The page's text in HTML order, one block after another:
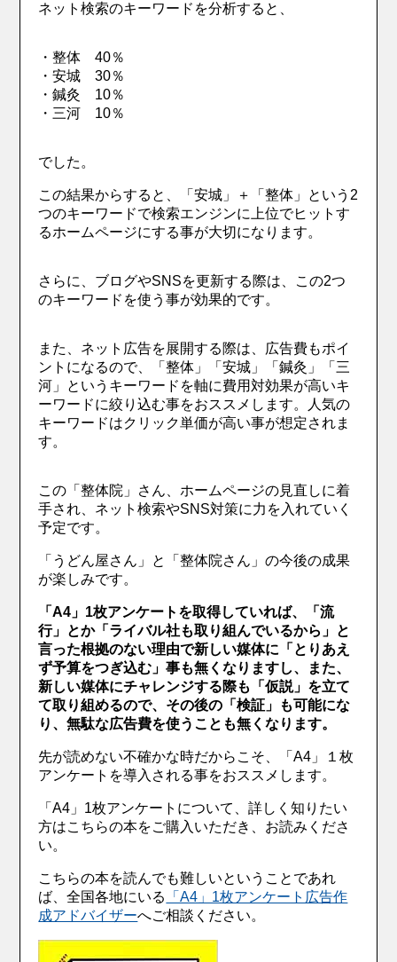
ネット検索のキーワードを分析すると、
・整体 40％
・安城 30％
・鍼灸 10％
・三河 10％
でした。
この結果からすると、「安城」＋「整体」という2
つのキーワードで検索エンジンに上位でヒットす
るホームページにする事が大切になります。
さらに、ブログやSNSを更新する際は、この2つ
のキーワードを使う事が効果的です。
また、ネット広告を展開する際は、広告費もポイ
ントになるので、「整体」「安城」「鍼灸」「三
河」というキーワードを軸に費用対効果が高いキ
ーワードに絞り込む事をおススメします。人気の
キーワードはクリック単価が高い事が想定されま
す。
この「整体院」さん、ホームページの見直しに着
手され、ネット検索やSNS対策に力を入れていく
予定です。
「うどん屋さん」と「整体院さん」の今後の成果
が楽しみです。
「A4」1枚アンケートを取得していれば、「流
行」とか「ライバル社も取り組んでいるから」と
言った根拠のない理由で新しい媒体に「とりあえ
ず予算をつぎ込む」事も無くなりますし、また、
新しい媒体にチャレンジする際も「仮説」を立て
て取り組めるので、その後の「検証」も可能にな
り、無駄な広告費を使うことも無くなります。
先が読めない不確かな時だからこそ、「A4」１枚
アンケートを導入される事をおススメします。
「A4」1枚アンケートについて、詳しく知りたい
方はこちらの本をご購入いただき、お読みくださ
い。
こちらの本を読んでも難しいということであれ
ば、全国各地にいる
「A4」1枚アンケート広告作
成アドバイザーへご相談ください。